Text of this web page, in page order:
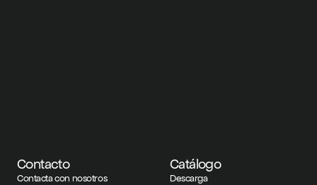
Contacto
Contacta con nosotros
Catálogo
Descarga